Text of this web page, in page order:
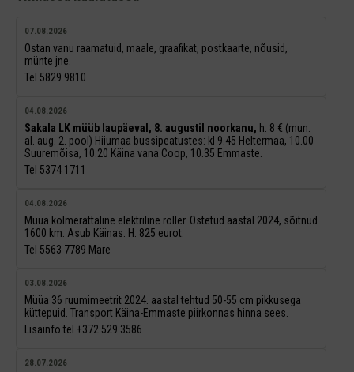
07.08.2026
Ostan vanu raamatuid, maale, graafikat, postkaarte, nõusid,
münte jne.
Tel 5829 9810
04.08.2026
Sakala LK müüb laupäeval, 8. augustil noorkanu, h: 8 € (mun.
al. aug. 2. pool) Hiiumaa bussipeatustes: kl 9.45 Heltermaa, 10.00
Suuremõisa, 10.20 Käina vana Coop, 10.35 Emmaste.
Tel 5374 1711
04.08.2026
Müüa kolmerattaline elektriline roller. Ostetud aastal 2024, sõitnud
1600 km. Asub Käinas. H: 825 eurot.
Tel 5563 7789 Mare
03.08.2026
Müüa 36 ruumimeetrit 2024. aastal tehtud 50-55 cm pikkusega
küttepuid. Transport Käina-Emmaste piirkonnas hinna sees.
Lisainfo tel +372 529 3586
28.07.2026